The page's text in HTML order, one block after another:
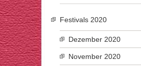
Festivals 2020
Dezember 2020
November 2020